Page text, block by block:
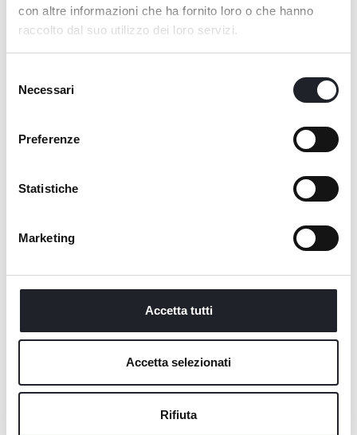
con altre informazioni che ha fornito loro o che hanno
raccolto dal suo utilizzo dei loro servizi.
delNecessari
Preferenze
Statistiche
Marketing
Accetta tutti
Accetta selezionati
Rifiuta
Richiedi informazioni
Nome*